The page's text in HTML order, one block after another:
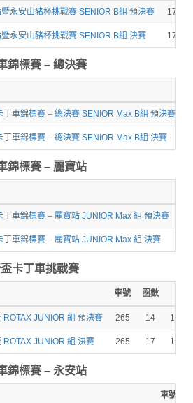
永安山豬杯挑戰賽 SENIOR B組 預決賽 178
永安山豬杯挑戰賽 SENIOR B組 決賽 178
錦標賽 – 總決賽
車錦標賽 – 總決賽 SENIOR Max B組 預決賽
丁車錦標賽 – 總決賽 SENIOR Max B組 決賽
錦標賽 – 麗寶站
丁車錦標賽 – 麗寶站 JUNIOR Max 組 預決賽
丁車錦標賽 – 麗寶站 JUNIOR Max 組 決賽
卡丁車挑戰賽
車號 圈數
JUNIOR 組 預決賽 265 14
JUNIOR 組 決賽 265 17
錦標賽 – 永安站
車號